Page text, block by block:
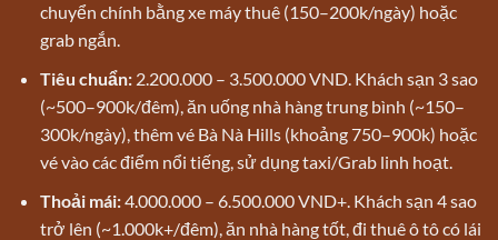
chuyển chính bằng xe máy thuê (150–200k/ngày) hoặc
grab ngắn.
Tiêu chuẩn:2.200.000 – 3.500.000 VND. Khách sạn 3 sao
(~500–900k/đêm), ăn uống nhà hàng trung bình (~150–
300k/ngày), thêm vé Bà Nà Hills (khoảng 750–900k) hoặc
vé vào các điểm nổi tiếng, sử dụng taxi/Grab linh hoạt.
Thoải mái:4.000.000 – 6.500.000 VND+. Khách sạn 4 sao
trở lên (~1.000k+/đêm), ăn nhà hàng tốt, đi thuê ô tô có lái